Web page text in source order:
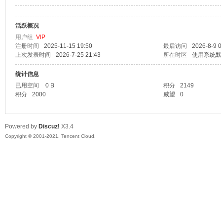
资
活跃概况
用户组 VIP
注册时间
2025-11-15 19:50 最后访问
2026-8-9
上次发表时间
2026-7-25 21:43 所在时区 使用系统
统计信息
已用空间
0 B 积分
2149
积分
2000 威望 0
Powered by Discuz! X3.4
Copyright © 2001-2021, Tencent Cloud.